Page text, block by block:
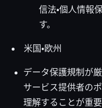
信法・個人情報
す。
米国・欧州
データ保護規制が
サービス提供者の
理解することが重要